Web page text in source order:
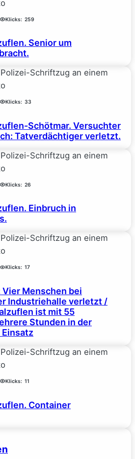
Klicks: 259
Senior um
Klicks: 33
Schötmar. Versuchter
Tatverdächtiger verletzt.
Klicks: 26
Einbruch in
Klicks: 17
Vier Menschen bei
Industriehalle verletzt /
ist mit 55
Stunden in der
Klicks: 11
Container